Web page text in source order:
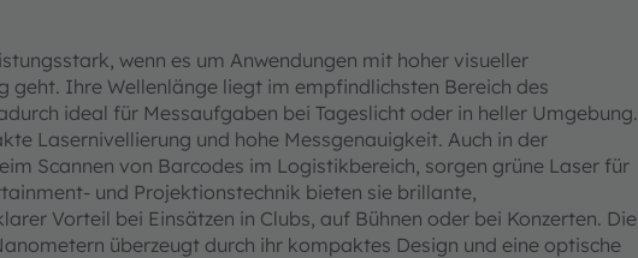
wenn es um Anwendungen mit hoher visueller
geht. Ihre Wellenlänge liegt im empfindlichsten Bereich des
ideal für Messaufgaben bei Tageslicht oder in heller Umgebung.
Lasernivellierung und hohe Messgenauigkeit. Auch in der
Scannen von Barcodes im Logistikbereich, sorgen grüne Laser für
und Projektionstechnik bieten sie brillante,
Vorteil bei Einsätzen in Clubs, auf Bühnen oder bei Konzerten. Die
überzeugt durch ihr kompaktes Design und eine optische